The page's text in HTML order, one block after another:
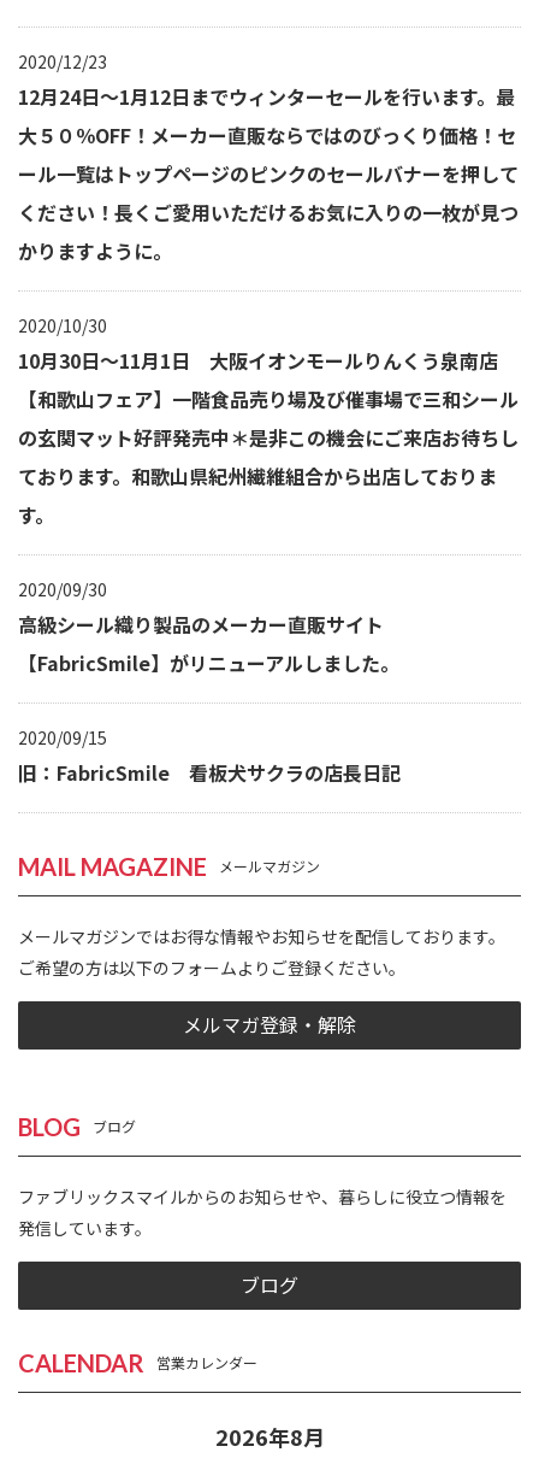
2020/12/23
12月24日～1月12日までウィンターセールを行います。最
大５０％OFF！メーカー直販ならではのびっくり価格！セ
ール一覧はトップページのピンクのセールバナーを押して
ください！長くご愛用いただけるお気に入りの一枚が見つ
かりますように。
2020/10/30
10月30日～11月1日 大阪イオンモールりんくう泉南店
【和歌山フェア】一階食品売り場及び催事場で三和シール
の玄関マット好評発売中＊是非この機会にご来店お待ちし
ております。和歌山県紀州繊維組合から出店しておりま
す。
2020/09/30
高級シール織り製品のメーカー直販サイト
【FabricSmile】がリニューアルしました。
2020/09/15
旧：FabricSmile 看板犬サクラの店長日記
MAIL MAGAZINE メールマガジン
メールマガジンではお得な情報やお知らせを配信しております。
ご希望の方は以下のフォームよりご登録ください。
メルマガ登録・解除
BLOG ブログ
ファブリックスマイルからのお知らせや、暮らしに役立つ情報を
発信しています。
ブログ
CALENDAR 営業カレンダー
2026年8月